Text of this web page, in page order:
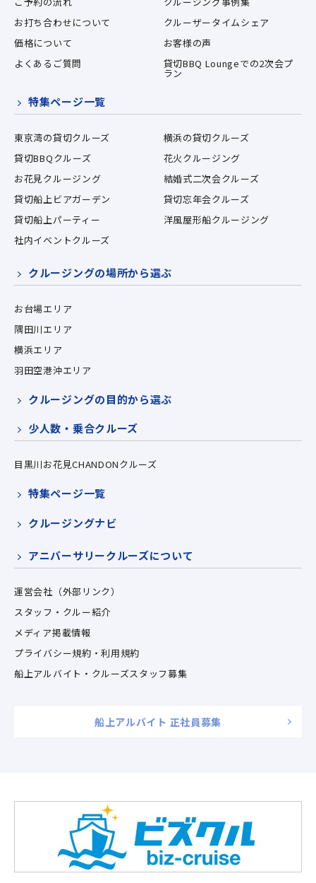
お打ち合わせについて
クルーザータイムシェア
価格について
お客様の声
よくあるご質問
貸切BBQ Loungeでの2次会プ
ラン
特集ページ一覧
東京湾の貸切クルーズ
横浜の貸切クルーズ
貸切BBQクルーズ
花火クルージング
お花見クルージング
結婚式二次会クルーズ
貸切船上ビアガーデン
貸切忘年会クルーズ
貸切船上パーティー
洋風屋形船クルージング
社内イベントクルーズ
クルージングの場所から選ぶ
お台場エリア
隅田川エリア
横浜エリア
羽田空港沖エリア
クルージングの目的から選ぶ
少人数・乗合クルーズ
目黒川お花見CHANDONクルーズ
特集ページ一覧
クルージングナビ
アニバーサリークルーズについて
運営会社（外部リンク）
スタッフ・クルー紹介
メディア掲載情報
プライバシー規約・利用規約
船上アルバイト・クルーズスタッフ募集
船上アルバイト 正社員募集